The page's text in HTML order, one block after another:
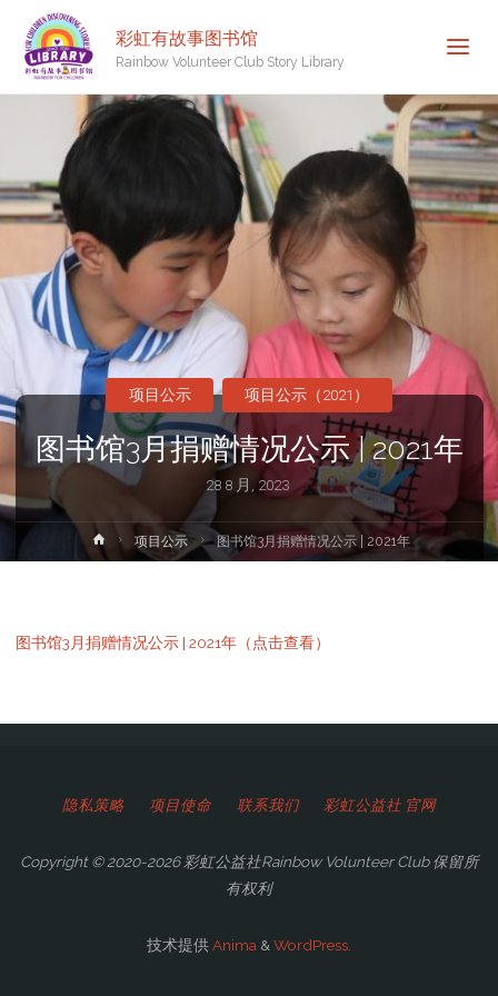
彩虹有故事图书馆
Rainbow Volunteer Club Story Library
图书馆3月捐赠情况公示 | 2021年
28 8 月, 2023
项目公示 项目公示（2021）
首
页
项目公示 图书馆3月捐赠情况公示 | 2021年
图书馆3月捐赠情况公示 | 2021年（点击查看）
隐私策略 项目使命 联系我们 彩虹公益社 官网
Copyright © 2020-2026 彩虹公益社Rainbow Volunteer Club 保留所
有权利
技术提供Anima & WordPress.